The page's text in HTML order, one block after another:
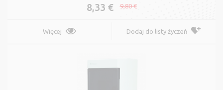
8,33 € 9,80 €
Więcej Dodaj do listy życzeń